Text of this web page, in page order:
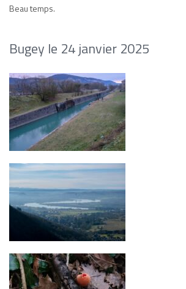
Beau temps.
Bugey le 24 janvier 2025